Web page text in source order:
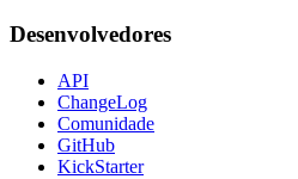
Desenvolvedores
API
ChangeLog
Comunidade
GitHub
KickStarter